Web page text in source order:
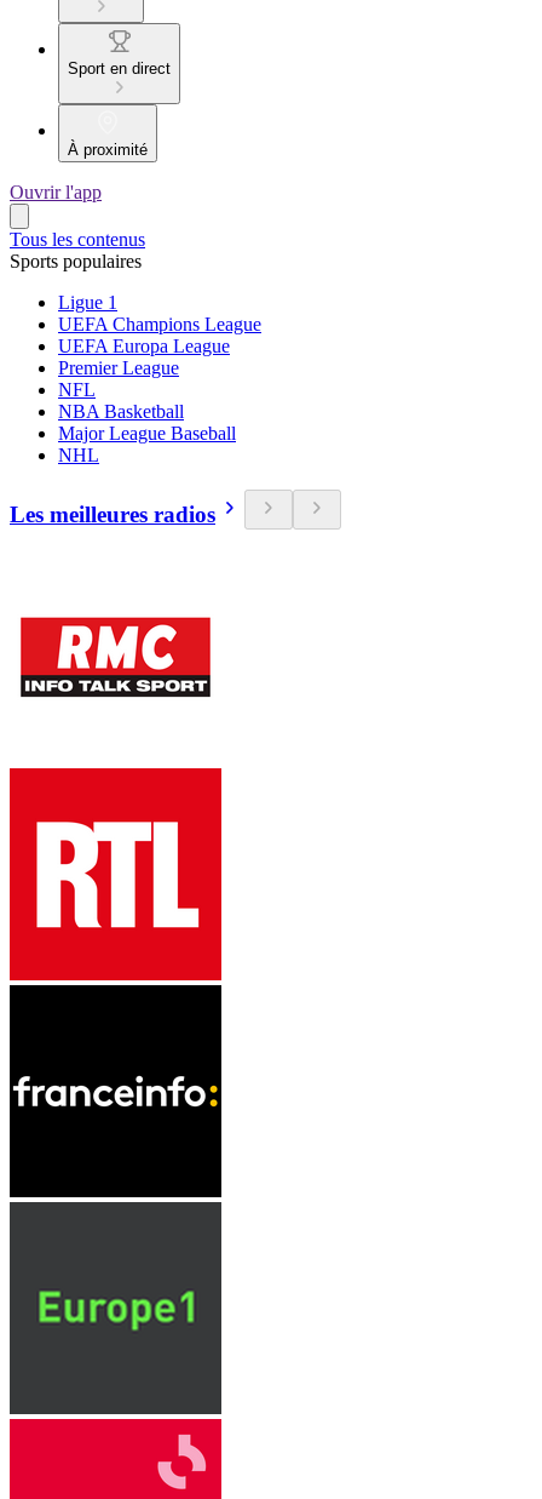
Sport en direct
À proximité
Ouvrir l'app
Tous les contenus
Sports populaires
Ligue 1
UEFA Champions League
UEFA Europa League
Premier League
NFL
NBA Basketball
Major League Baseball
NHL
Les meilleures radios